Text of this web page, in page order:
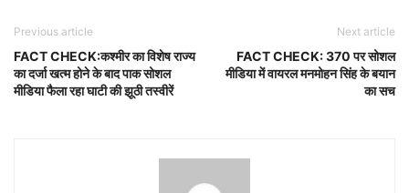
Previous article
FACT CHECK:कश्मीर का विशेष राज्य
का दर्जा खत्म होने के बाद पाक सोशल
मीडिया फैला रहा घाटी की झूठी तस्वीरें
Next article
FACT CHECK: 370 पर सोशल
मीडिया में वायरल मनमोहन सिंह के बयान
का सच